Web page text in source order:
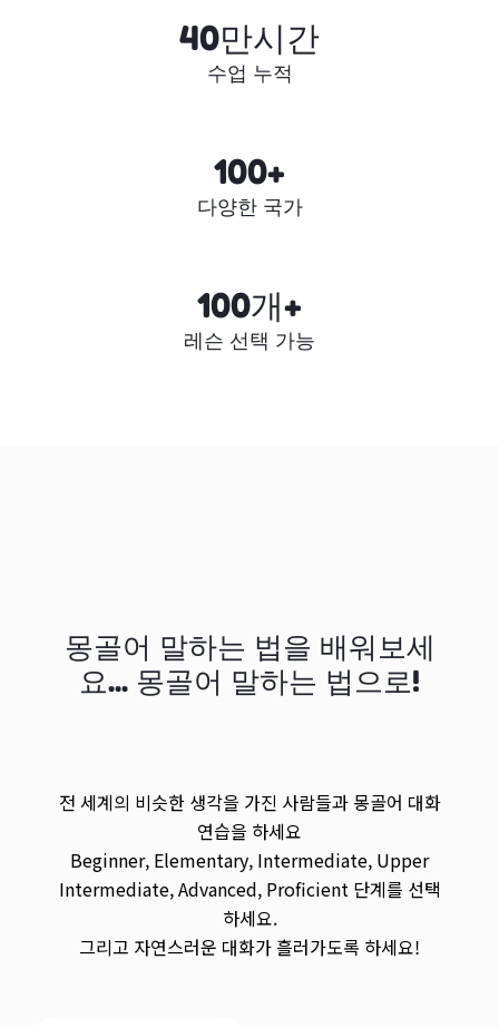
40만시간
수업 누적
100+
다양한 국가
100개+
레슨 선택 가능
몽골어 말하는 법을 배워보세
요... 몽골어 말하는 법으로!
전 세계의 비슷한 생각을 가진 사람들과 몽골어 대화
연습을 하세요
Beginner, Elementary, Intermediate, Upper
Intermediate, Advanced, Proficient 단계를 선택
하세요.
그리고 자연스러운 대화가 흘러가도록 하세요!